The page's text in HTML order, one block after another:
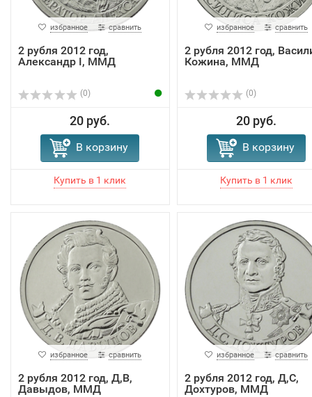
избранное сравнить
2 рубля 2012 год,
Александр I, ММД
(0)
20 руб.
В корзину
избранное сравнить
2 рубля 2012 год,
Кожина, ММД
(0)
20 руб.
В корзину
избранное сравнить
2 рубля 2012 год, Д,В,
Давыдов, ММД
избранное сравнить
2 рубля 2012 год, Д,С,
Дохтуров, ММД